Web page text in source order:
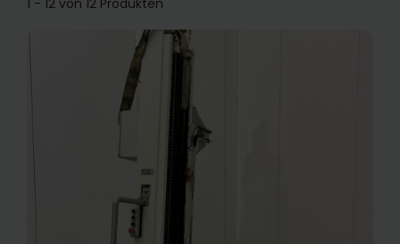
1 - 12 von 12 Produkten